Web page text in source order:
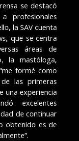
se destacó
profesionales
la SAV cuenta
que se centra
áreas de
la mastóloga,
formé como
las primeras
una experiencia
excelentes
de continuar
obtenido es de